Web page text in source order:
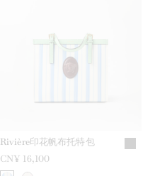
Rivière印花帆布托特包
CN¥ 16,100